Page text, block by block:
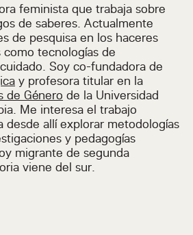
feminista que trabaja sobre
de saberes. Actualmente
de pesquisa en los haceres
tecnologías de
Soy co-fundadora de
y profesora titular en la
de Género de la Universidad
Me interesa el trabajo
desde allí explorar metodologías
y pedagogías
migrante de segunda
viene del sur.